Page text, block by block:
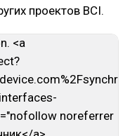
проектов BCI.